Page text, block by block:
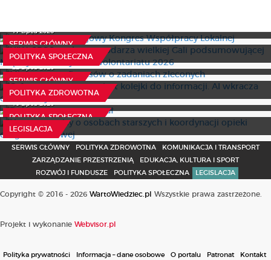
SERWIS GŁÓWNY
17 Lipca 2026
POLITYKA SPOŁECZNA
7 Sierpnia 2026
SERWIS GŁÓWNY
Ministerstwo finansów o zadaniach zleconych
22 Lipca 2026
POLITYKA ZDROWOTNA
Cyfrowy asystent zamiast kolejki do informacji. AI
wkracza do ochrony zdrowia
28 Lipca 2026
POLITYKA SPOŁECZNA
Dobry start wystartował
10 Lipca 2026
LEGISLACJA
Nowe przepisy o osobach starszych i koordynacji opieki
22 Lipca 2026
SERWIS GŁÓWNY POLITYKA ZDROWOTNA
KOMUNIKACJA I TRANSPORT
ZARZĄDZANIE PRZESTRZENIĄ
EDUKACJA, KULTURA I SPORT
ROZWÓJ I FUNDUSZE
POLITYKA SPOŁECZNA LEGISLACJA
Copyright © 2016 - 2026 WartoWiedziec.pl Wszystkie prawa zastrzeżone.
Projekt i wykonanie Webvisor.pl
Polityka prywatności Informacja – dane osobowe O portalu Patronat Kontakt